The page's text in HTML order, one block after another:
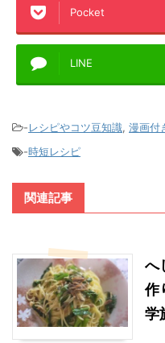
Pocket
LINE
-レシピやコツ豆知識, 漫画付
-時短レシピ
関連記事
へ
作
学